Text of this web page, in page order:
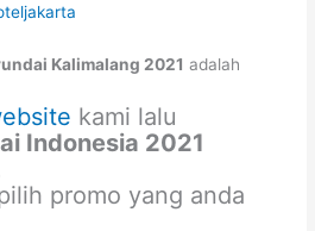
Kalimalang 2021 adalah
kami lalu
Indonesia 2021
promo yang anda